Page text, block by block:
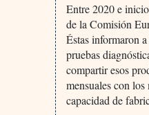
Entre 2020 e
de la Comisión
Éstas informaron
pruebas
compartir esos
mensuales con
capacidad de